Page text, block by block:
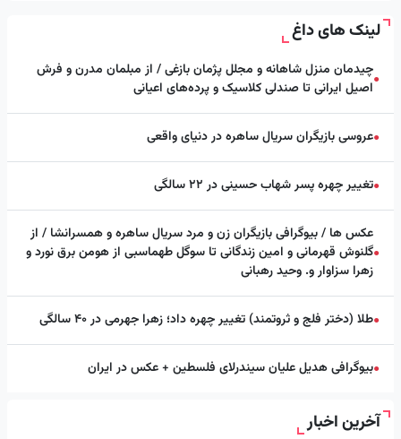
لینک های داغ
●چیدمان منزل شاهانه و مجلل پژمان بازغی / از مبلمان مدرن و فرش
اصیل ایرانی تا صندلی کلاسیک و پرده‌های اعیانی
●عروسی بازیگران سریال ساهره در دنیای واقعی
●تغییر چهره پسر شهاب حسینی در ۲۲ سالگی
●
عکس ها / بیوگرافی بازیگران زن و مرد سریال ساهره و همسرانشا / از
گلنوش قهرمانی و امین زندگانی تا سوگل طهماسبی از هومن برق نورد و
زهرا سزاوار و. وحید رهبانی
●طلا (دختر فلج و ثروتمند) تغییر چهره داد؛ زهرا جهرمی در ۴۰ سالگی
●بیوگرافی هدیل علیان سیندرلای فلسطین + عکس در ایران
آخرین اخبار